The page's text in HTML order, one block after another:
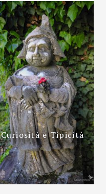
Curiosità e Tipicità